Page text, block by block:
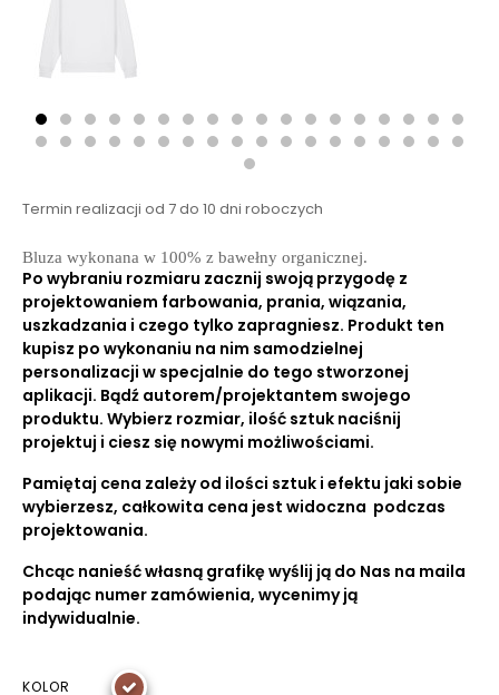
Termin realizacji od 7 do 10 dni roboczych
Bluza wykonana w 100% z bawełny organicznej.
Po wybraniu rozmiaru zacznij swoją przygodę z
projektowaniem farbowania, prania, wiązania,
uszkadzania i czego tylko zapragniesz. Produkt ten
kupisz po wykonaniu na nim samodzielnej
personalizacji w specjalnie do tego stworzonej
aplikacji. Bądź autorem/projektantem swojego
produktu. Wybierz rozmiar, ilość sztuk naciśnij
projektuj i ciesz się nowymi możliwościami.
Pamiętaj cena zależy od ilości sztuk i efektu jaki sobie
wybierzesz, całkowita cena jest widoczna podczas
projektowania.
Chcąc nanieść własną grafikę wyślij ją do Nas na maila
podając numer zamówienia, wycenimy ją
indywidualnie.
KOLOR